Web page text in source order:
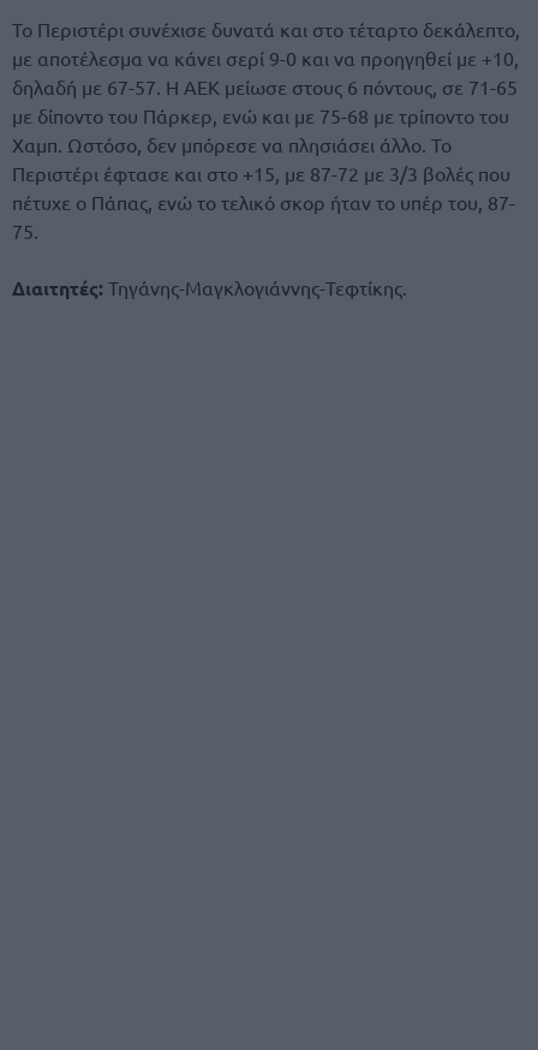
Το Περιστέρι συνέχισε δυνατά και στο τέταρτο δεκάλεπτο,
με αποτέλεσμα να κάνει σερί 9-0 και να προηγηθεί με +10,
δηλαδή με 67-57. Η ΑΕΚ μείωσε στους 6 πόντους, σε 71-65
με δίποντο του Πάρκερ, ενώ και με 75-68 με τρίποντο του
Χαμπ. Ωστόσο, δεν μπόρεσε να πλησιάσει άλλο. Το
Περιστέρι έφτασε και στο +15, με 87-72 με 3/3 βολές που
πέτυχε ο Πάπας, ενώ το τελικό σκορ ήταν το υπέρ του, 87-
75.
Διαιτητές: Τηγάνης-Μαγκλογιάννης-Τεφτίκης.